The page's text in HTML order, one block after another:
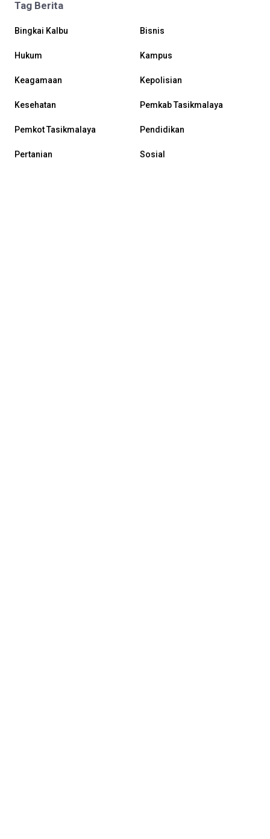
Tag Berita
Bingkai Kalbu Bisnis
Hukum Kampus
Keagamaan Kepolisian
Kesehatan Pemkab Tasikmalaya
Pemkot Tasikmalaya Pendidikan
Pertanian Sosial